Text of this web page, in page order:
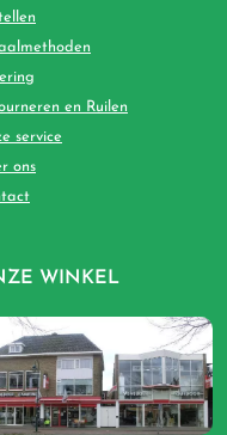
en Ruilen
service
ons
WINKEL